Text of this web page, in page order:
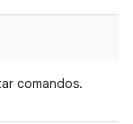
comandos.